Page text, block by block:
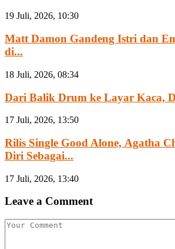
19 Juli, 2026, 10:30
Matt Damon Gandeng Istri dan
di...
18 Juli, 2026, 08:34
Dari Balik Drum ke Layar Kaca,
17 Juli, 2026, 13:50
Rilis Single Good Alone, Agatha
Diri Sebagai...
17 Juli, 2026, 13:40
Leave a Comment